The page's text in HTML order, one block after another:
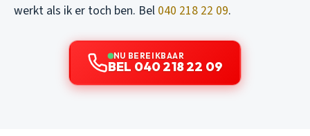
werkt als ik er toch ben. Bel 040 218 22 09.
NU BEREIKBAAR
BEL 040 218 22 09